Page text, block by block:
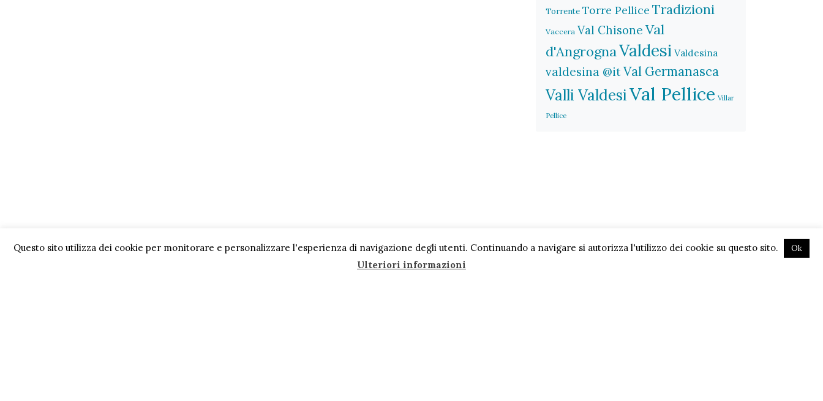
Torrente Torre Pellice Tradizioni
Vaccera Val Chisone Val
d'AngrognaValdesi Valdesina
valdesina @itVal Germanasca
Valli ValdesiVal Pellice Villar
Pellice
Questo sito utilizza dei cookie per monitorare e personalizzare l'esperienza di navigazione degli utenti. Continuando a navigare si autorizza l'utilizzo dei cookie su questo sito. Ok
Ulteriori informazioni